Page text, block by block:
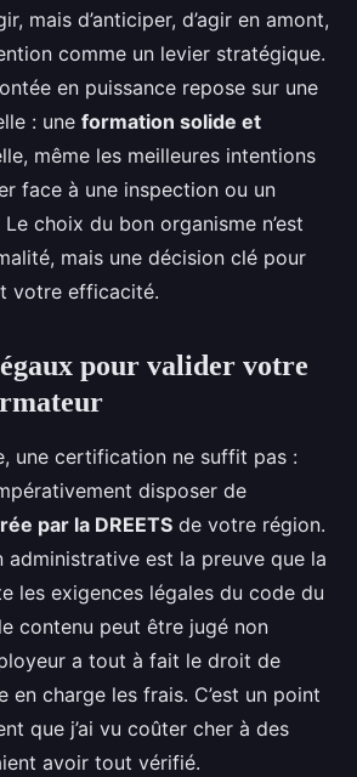
mais d’anticiper, d’agir en amont,
comme un levier stratégique.
en puissance repose sur une
: une formation solide et
même les meilleures intentions
face à une inspection ou un
choix du bon organisme n’est
mais une décision clé pour
votre efficacité.
pour valider votre
une certification ne suffit pas :
disposer de
par la DREETS de votre région.
administrative est la preuve que la
les exigences légales du code du
contenu peut être jugé non
a tout à fait le droit de
en charge les frais. C’est un point
que j’ai vu coûter cher à des
avoir tout vérifié.